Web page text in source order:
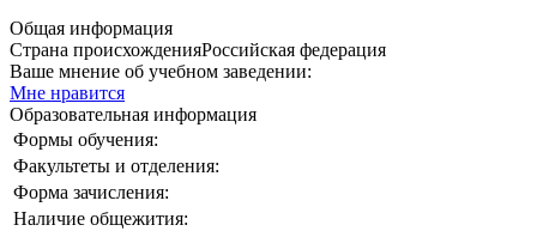
Общая информация
Страна происхожденияРоссийская федерация
Ваше мнение об учебном заведении:
Мне нравится
Образовательная информация
Формы обучения:
Факультеты и отделения:
Форма зачисления:
Наличие общежития: